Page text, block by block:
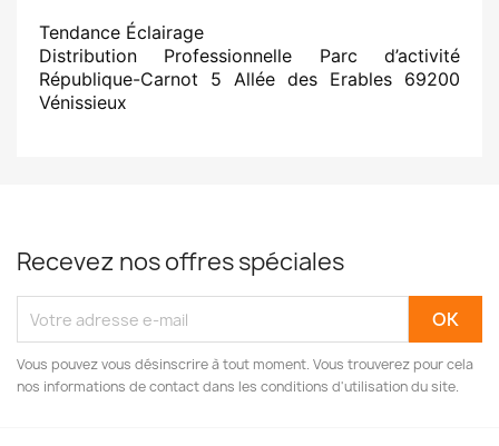
Tendance Éclairage
Distribution Professionnelle Parc d’activité
République-Carnot 5 Allée des Erables 69200
Vénissieux
Recevez nos offres spéciales
Vous pouvez vous désinscrire à tout moment. Vous trouverez pour cela
nos informations de contact dans les conditions d'utilisation du site.